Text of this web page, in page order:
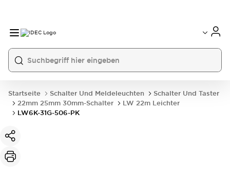
Startseite Schalter Und Meldeleuchten
Schalter Und Taster
22mm 25mm 30mm-Schalter
LW 22m Leichter
LW6K-31G-506-PK